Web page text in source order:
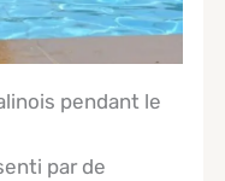
pendant le
par de